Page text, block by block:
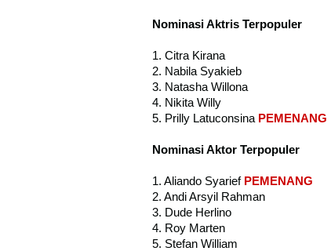
Nominasi Aktris Terpopuler
1. Citra Kirana
2. Nabila Syakieb
3. Natasha Willona
4. Nikita Willy
5. Prilly Latuconsina PEMENANG
Nominasi Aktor Terpopuler
1. Aliando Syarief PEMENANG
2. Andi Arsyil Rahman
3. Dude Herlino
4. Roy Marten
5. Stefan William